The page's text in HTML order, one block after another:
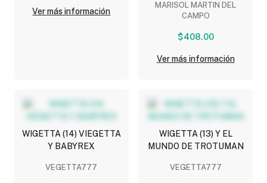
Ver más información
MARISOL MARTIN DEL
CAMPO
$408.00
Ver más información
WIGETTA (14) VIEGETTA
Y BABYREX
VEGETTA777
WIGETTA (13) Y EL
MUNDO DE TROTUMAN
VEGETTA777